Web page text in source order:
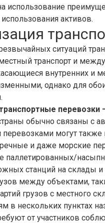
использование
активов.
ситуаций
транспорт и
внутренних и
однако для
перевозки
обычно связаны с
перевозками могут
и даже морские
паллетированных/
станций на склады
между объектами,
грузов с местного
в нескольких пунктах
от участников